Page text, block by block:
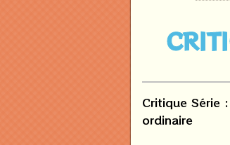
Critique Série
ordinaire